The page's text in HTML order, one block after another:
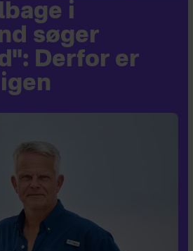
i
søger
Derfor er